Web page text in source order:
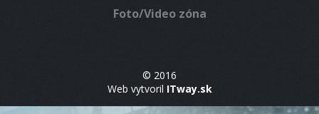
Foto/Video zóna
© 2016
Web vytvoril ITway.sk